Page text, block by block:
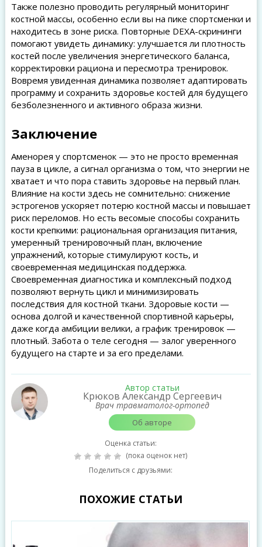
Также полезно проводить регулярный мониторинг
костной массы, особенно если вы на пике спортсменки и
находитесь в зоне риска. Повторные DEXA-скрининги
помогают увидеть динамику: улучшается ли плотность
костей после увеличения энергетического баланса,
корректировки рациона и пересмотра тренировок.
Вовремя увиденная динамика позволяет адаптировать
программу и сохранить здоровье костей для будущего
безболезненного и активного образа жизни.
Заключение
Аменорея у спортсменок — это не просто временная
пауза в цикле, а сигнал организма о том, что энергии не
хватает и что пора ставить здоровье на первый план.
Влияние на кости здесь не сомнительно: снижение
эстрогенов ускоряет потерю костной массы и повышает
риск переломов. Но есть весомые способы сохранить
кости крепкими: рациональная организация питания,
умеренный тренировочный план, включение
упражнений, которые стимулируют кость, и
своевременная медицинская поддержка.
Своевременная диагностика и комплексный подход
позволяют вернуть цикл и минимизировать
последствия для костной ткани. Здоровые кости —
основа долгой и качественной спортивной карьеры,
даже когда амбиции велики, а график тренировок —
плотный. Забота о теле сегодня — залог уверенного
будущего на старте и за его пределами.
Автор статьи
Крюков Александр Сергеевич
Врач травматолог-ортопед
Об авторе
Оценка статьи:
(пока оценок нет)
Поделиться с друзьями:
ПОХОЖИЕ СТАТЬИ